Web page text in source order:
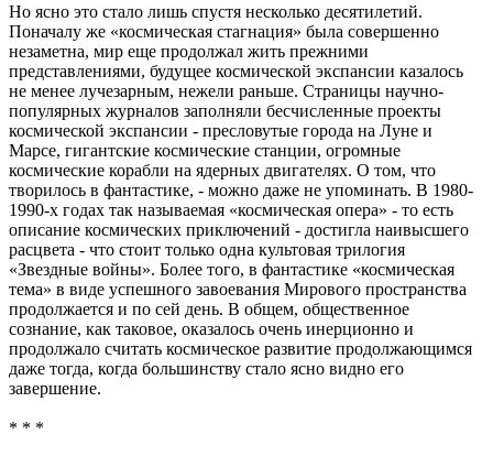
Но ясно это стало лишь спустя несколько десятилетий.
Поначалу же «космическая стагнация» была совершенно
незаметна, мир еще продолжал жить прежними
представлениями, будущее космической экспансии казалось
не менее лучезарным, нежели раньше. Страницы научно-
популярных журналов заполняли бесчисленные проекты
космической экспансии - пресловутые города на Луне и
Марсе, гигантские космические станции, огромные
космические корабли на ядерных двигателях. О том, что
творилось в фантастике, - можно даже не упоминать. В 1980-
1990-х годах так называемая «космическая опера» - то есть
описание космических приключений - достигла наивысшего
расцвета - что стоит только одна культовая трилогия
«Звездные войны». Более того, в фантастике «космическая
тема» в виде успешного завоевания Мирового пространства
продолжается и по сей день. В общем, общественное
сознание, как таковое, оказалось очень инерционно и
продолжало считать космическое развитие продолжающимся
даже тогда, когда большинству стало ясно видно его
завершение.
* * *